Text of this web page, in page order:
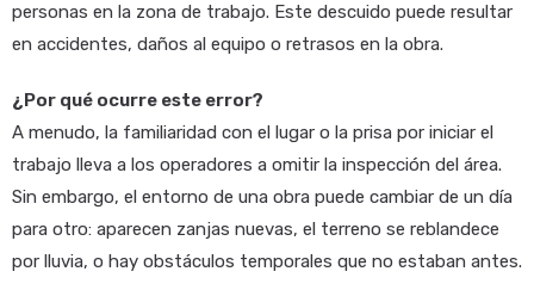
personas en la zona de trabajo. Este descuido puede resultar
en accidentes, daños al equipo o retrasos en la obra.
¿Por qué ocurre este error?
A menudo, la familiaridad con el lugar o la prisa por iniciar el
trabajo lleva a los operadores a omitir la inspección del área.
Sin embargo, el entorno de una obra puede cambiar de un día
para otro: aparecen zanjas nuevas, el terreno se reblandece
por lluvia, o hay obstáculos temporales que no estaban antes.